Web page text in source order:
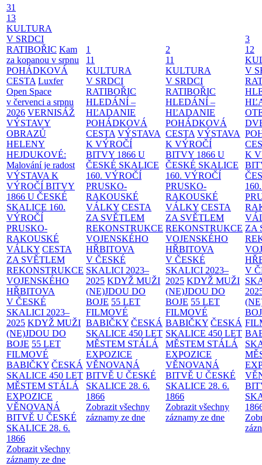
31
13
KULTURA
V SRDCI
RATIBOŘIC Kam
za kopanou v srpnu
POHÁDKOVÁ
CESTA Luxfer
Open Space
v červenci a srpnu
2026 VERNISÁŽ
VÝSTAVY
OBRAZŮ
HELENY
HEJDUKOVÉ:
Malování je radost
VÝSTAVA K
VÝROČÍ BITVY
1866 U ČESKÉ
SKALICE 160.
VÝROČÍ
PRUSKO-
RAKOUSKÉ
VÁLKY CESTA
ZA SVĚTLEM
REKONSTRUKCE
VOJENSKÉHO
HŘBITOVA
V ČESKÉ
SKALICI 2023–
2025 KDYŽ MUŽI
(NE)JDOU DO
BOJE 55 LET
FILMOVÉ
BABIČKY ČESKÁ
SKALICE 450 LET
MĚSTEM STÁLÁ
EXPOZICE
VĚNOVANÁ
BITVĚ U ČESKÉ
SKALICE 28. 6.
1866
Zobrazit všechny
záznamy ze dne
1
11
KULTURA
V SRDCI
RATIBOŘIC
HLEDÁNÍ –
HĽADANIE
POHÁDKOVÁ
CESTA VÝSTAVA
K VÝROČÍ
BITVY 1866 U
ČESKÉ SKALICE
160. VÝROČÍ
PRUSKO-
RAKOUSKÉ
VÁLKY CESTA
ZA SVĚTLEM
REKONSTRUKCE
VOJENSKÉHO
HŘBITOVA
V ČESKÉ
SKALICI 2023–
2025 KDYŽ MUŽI
(NE)JDOU DO
BOJE 55 LET
FILMOVÉ
BABIČKY ČESKÁ
SKALICE 450 LET
MĚSTEM STÁLÁ
EXPOZICE
VĚNOVANÁ
BITVĚ U ČESKÉ
SKALICE 28. 6.
1866
Zobrazit všechny
záznamy ze dne
2
11
KULTURA
V SRDCI
RATIBOŘIC
HLEDÁNÍ –
HĽADANIE
POHÁDKOVÁ
CESTA VÝSTAVA
K VÝROČÍ
BITVY 1866 U
ČESKÉ SKALICE
160. VÝROČÍ
PRUSKO-
RAKOUSKÉ
VÁLKY CESTA
ZA SVĚTLEM
REKONSTRUKCE
VOJENSKÉHO
HŘBITOVA
V ČESKÉ
SKALICI 2023–
2025 KDYŽ MUŽI
(NE)JDOU DO
BOJE 55 LET
FILMOVÉ
BABIČKY ČESKÁ
SKALICE 450 LET
MĚSTEM STÁLÁ
EXPOZICE
VĚNOVANÁ
BITVĚ U ČESKÉ
SKALICE 28. 6.
1866
Zobrazit všechny
záznamy ze dne
3
12
V
K
ZA
V